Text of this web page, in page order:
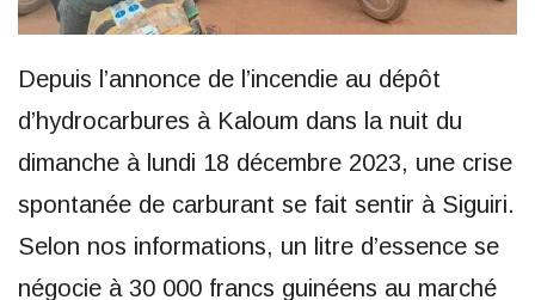
Depuis l’annonce de l’incendie au dépôt
d’hydrocarbures à Kaloum dans la nuit du
dimanche à lundi 18 décembre 2023, une crise
spontanée de carburant se fait sentir à Siguiri.
Selon nos informations, un litre d’essence se
négocie à 30 000 francs guinéens au marché